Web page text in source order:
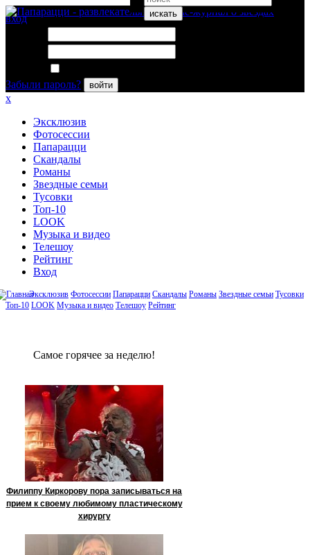
искать
вход
Забыли пароль?
войти
x
Эксклюзив
Фотосессии
Папарацци
Скандалы
Романы
Звездные семьи
Тусовки
Топ-10
LOOK
Музыка и видео
Телешоу
Рейтинг
Вход
Эксклюзив Фотосессии Папарацци Скандалы Романы Звездные семьи Тусовки
Топ-10 LOOK Музыка и видео Телешоу Рейтинг
Сaмое гoрячее за неделю!
Филиппу Киркорову пора записываться на
прием к своему любимому пластическому
хирургу